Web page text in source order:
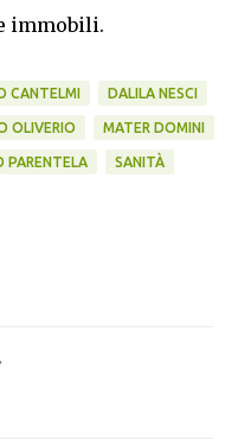
immobili.
CANTELMI DALILA NESCI
OLIVERIO MATER DOMINI
PARENTELA SANITÀ